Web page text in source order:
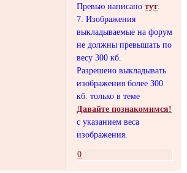
Превью написанотут
7. Изображения
выкладываемые на форум
не должны превышать по
весу 300 кб.
Разрешено выкладывать
изображения более 300
кб. только в теме
Давайте познакомимся!
с указанием веса
изображения.
0